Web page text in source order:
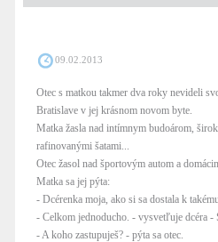
09.02.2013
Otec s matkou takmer dva roky nevideli
Bratislave v jej krásnom novom byte.
Matka žasla nad intímnym budoárom,
rafinovanými šatami...
Otec žasol nad športovým autom a
Matka sa jej pýta:
- Dcérenka moja, ako si sa dostala k
- Celkom jednoducho. - vysvetľuje dcéra -
- A koho zastupuješ? - pýta sa otec.